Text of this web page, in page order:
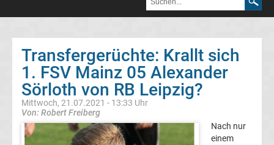
FC
Heidenheim
1846
Transfergerüchte
Transfergerüchte: Krallt sich
1. FSV Mainz 05 Alexander
Sörloth von RB Leipzig?
Mittwoch, 21.07.2021 - 13:33 Uhr
Von: Robert Freiberg
Nach nur
einem